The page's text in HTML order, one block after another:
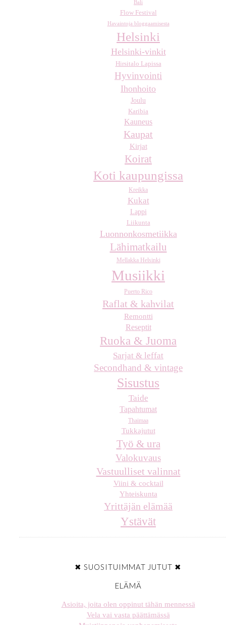
Bali
Flow Festival
Havaintoja bloggaamisesta
Helsinki
Helsinki-vinkit
Hirsitalo Lapissa
Hyvinvointi
Ihonhoito
Joulu
Karibia
Kauneus
Kaupat
Kirjat
Koirat
Koti kaupungissa
Kreikka
Kukat
Lappi
Liikunta
Luonnonkosmetiikka
Lähimatkailu
Mellakka Helsinki
Musiikki
Puerto Rico
Raflat & kahvilat
Remontti
Reseptit
Ruoka & Juoma
Sarjat & leffat
Secondhand & vintage
Sisustus
Taide
Tapahtumat
Thaimaa
Tukkajutut
Työ & ura
Valokuvaus
Vastuulliset valinnat
Viini & cocktail
Yhteiskunta
Yrittäjän elämää
Ystävät
✖ SUOSITUIMMAT JUTUT ✖
ELÄMÄ
Asioita, joita olen oppinut tähän mennessä
Vela vai vasta päättämässä